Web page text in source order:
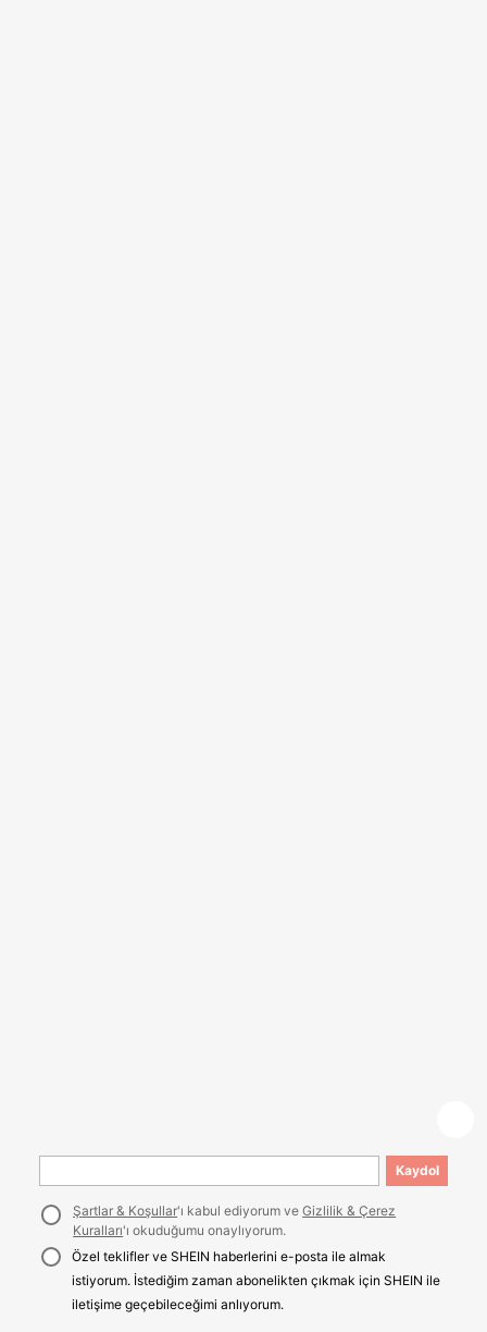
Kaydol
Şartlar & Koşullar'ı kabul ediyorum veGizlilik & Çerez
Kuralları'ı okuduğumu onaylıyorum.
Özel teklifler ve SHEIN haberlerini e-posta ile almak
istiyorum. İstediğim zaman abonelikten çıkmak için SHEIN ile
iletişime geçebileceğimi anlıyorum.